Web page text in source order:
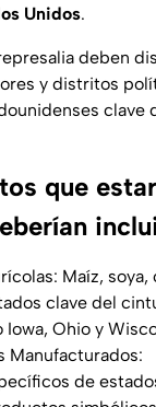
Unidos.
deben
y distritos
clave
que
Maíz,
clave del
Iowa, Ohio y
Manufacturados:
de